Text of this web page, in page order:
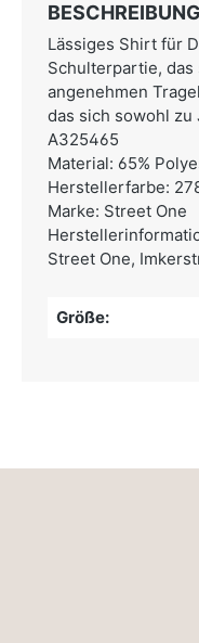
BESCHREIBUNG
Lässiges Shirt für
Schulterpartie,
angenehmen
das sich sowohl
A325465
Material: 65%
Herstellerfarbe:
Marke: Street One
Street One,
Größe: